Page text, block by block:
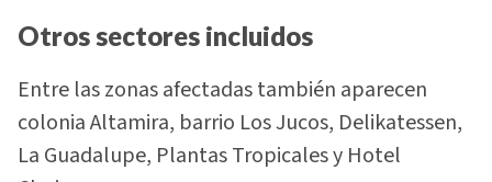
Otros sectores incluidos
Entre las zonas afectadas también aparecen
colonia Altamira, barrio Los Jucos, Delikatessen,
La Guadalupe, Plantas Tropicales y Hotel